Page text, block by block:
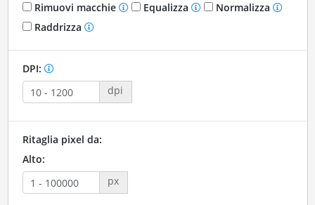
Rimuovi macchie
Equalizza
Normalizza
Raddrizza
DPI:
dpi
Ritaglia pixel da:
Alto:
px